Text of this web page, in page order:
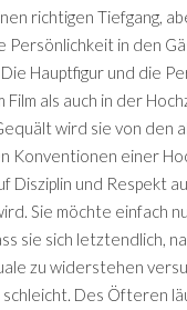
richtigen Tiefgang,
Persönlichkeit in den
Hauptfigur und die
Film als auch in der
wird sie von den
Konventionen einer
Disziplin und Respekt
Sie möchte einfach
sie sich letztendlich,
zu widerstehen
Des Öfteren